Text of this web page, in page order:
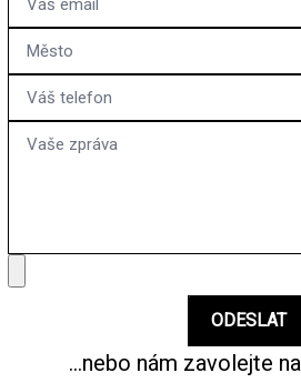
...nebo nám zavolejte na